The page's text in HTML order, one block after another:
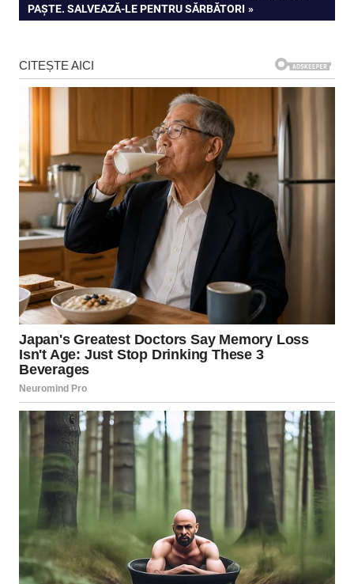
articole
POST:
PAȘTE. SALVEAZĂ-LE PENTRU SĂRBĂTORI